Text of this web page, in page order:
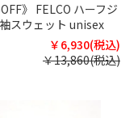
》 FELCO ハーフジ
スウェット unisex
￥6,930(税込)
￥13,860(税込)